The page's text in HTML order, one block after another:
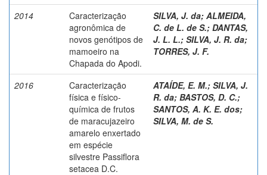
2014
Caracterização
agronômica de
novos genótipos de
mamoeiro na
Chapada do Apodi.
SILVA, J. da; ALMEIDA,
C. de L. de S.; DANTAS,
J. L. L.; SILVA, J. R. da;
TORRES, J. F.
2016
Caracterização
física e físico-
química de frutos
de maracujazeiro
amarelo enxertado
em espécie
silvestre Passiflora
setacea D.C.
ATAÍDE, E. M.; SILVA, J.
R. da; BASTOS, D. C.;
SANTOS, A. K. E. dos;
SILVA, M. de S.